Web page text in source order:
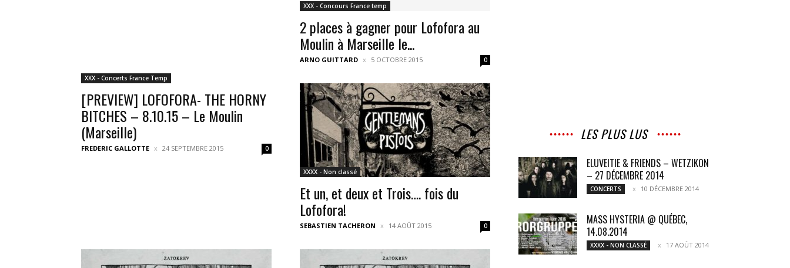
XXX - Concours France temp
2 places à gagner pour Lofofora au
Moulin à Marseille le...
ARNO GUITTARD 5 OCTOBRE 2015 0
XXX - Concerts France Temp
[PREVIEW] LOFOFORA- THE HORNY
BITCHES – 8.10.15 – Le Moulin
(Marseille)
FREDERIC GALLOTTE 24 SEPTEMBRE 2015 0
XXXX - Non classé
Et un, et deux et Trois…. fois du
Lofofora!
SEBASTIEN TACHERON 14 AOÛT 2015 0
LES PLUS LUS
ELUVEITIE & FRIENDS – WETZIKON
– 27 DÉCEMBRE 2014
CONCERTS 10 DÉCEMBRE 2014
MASS HYSTERIA @ QUÉBEC,
14.08.2014
XXXX - NON CLASSÉ 17 AOÛT 2014